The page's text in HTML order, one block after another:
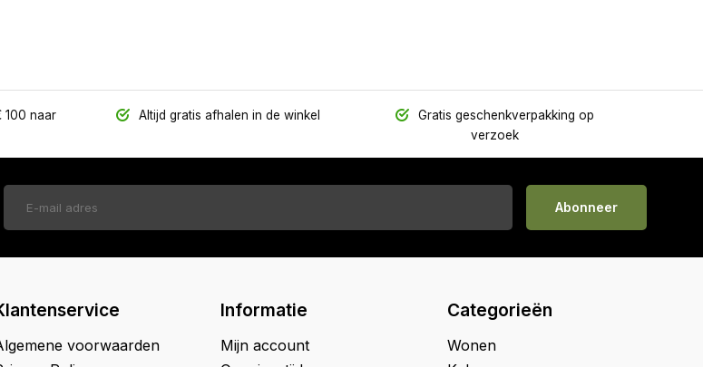
100 naar
Altijd gratis afhalen in de winkel
Gratis geschenkverpakking op
verzoek
Abonneer
voorwaarden
Informatie
Mijn account
Categorieën
Wonen